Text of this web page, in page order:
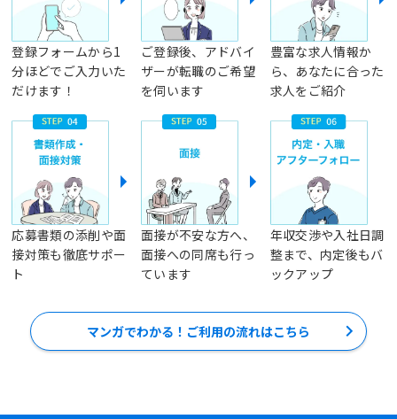
登録フォームから1
分ほどでご入力いた
だけます！
ご登録後、アドバイ
ザーが転職のご希望
を伺います
豊富な求人情報か
ら、あなたに合った
求人をご紹介
応募書類の添削や面
接対策も徹底サポー
ト
面接が不安な方へ、
面接への同席も行っ
ています
年収交渉や入社日調
整まで、内定後もバ
ックアップ
マンガでわかる！ご利用の流れはこちら